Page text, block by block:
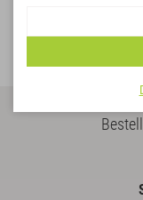
Anhänger